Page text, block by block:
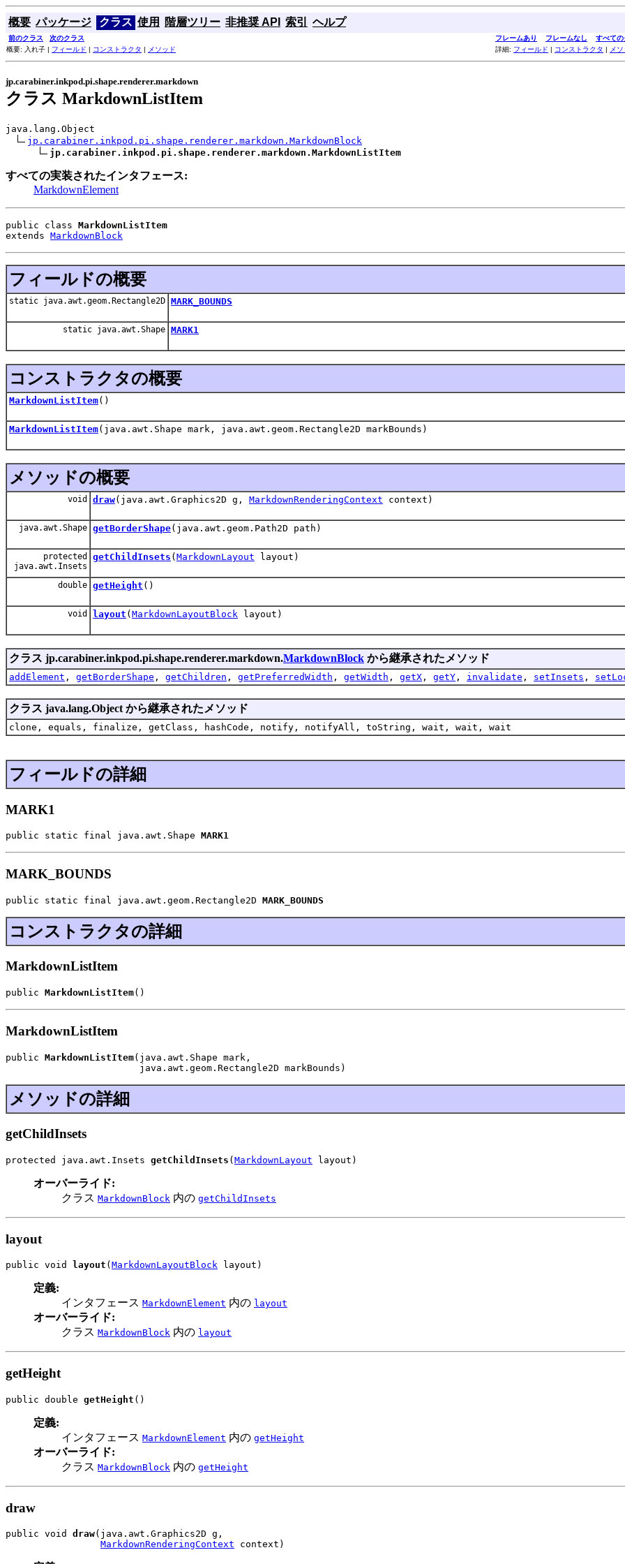
概要 パッケージ クラス 使用 階層ツリー 非推奨 API 索引 ヘルプ
前のクラス 次のクラス フレームあり フレームなし
すべての
概要: 入れ子 | フィールド | コンストラクタ | メソッド 詳細: フィールド | コンストラクタ | メ
jp.carabiner.inkpod.pi.shape.renderer.markdown
クラス MarkdownListItem
java.lang.Object
jp.carabiner.inkpod.pi.shape.renderer.markdown.MarkdownBlock
jp.carabiner.inkpod.pi.shape.renderer.markdown.MarkdownListItem
すべての実装されたインタフェース:
MarkdownElement
public class MarkdownListItem
extends MarkdownBlock
フィールドの概要
static java.awt.geom.Rectangle2D MARK_BOUNDS
static java.awt.Shape MARK1
コンストラクタの概要
MarkdownListItem()
MarkdownListItem(java.awt.Shape mark, java.awt.geom.Rectangle2D markBounds)
メソッドの概要
void draw(java.awt.Graphics2D g, MarkdownRenderingContext context)
java.awt.Shape getBorderShape(java.awt.geom.Path2D path)
protected
java.awt.Insets
getChildInsets ( MarkdownLayout layout)
double getHeight ()
void layout ( MarkdownLayoutBlock layout)
クラス jp.carabiner.inkpod.pi.shape.renderer.markdown.MarkdownBlock から継承されたメソッド
addElement , getBorderShape , getChildren , getPreferredWidth , getWidth , getX , getY , invalidate , setInsets ,
クラス java.lang.Object から継承されたメソッド
clone, equals, finalize, getClass, hashCode, notify, notifyAll, toString, wait, wait, wait
フィールドの詳細
MARK1
public static final java.awt.Shape MARK1
MARK_BOUNDS
public static final java.awt.geom.Rectangle2D MARK_BOUNDS
コンストラクタの詳細
MarkdownListItem
public MarkdownListItem()
MarkdownListItem
public MarkdownListItem(java.awt.Shape mark,
                        java.awt.geom.Rectangle2D markBounds)
メソッドの詳細
getChildInsets
protected java.awt.Insets getChildInsets ( MarkdownLayout layout)
オーバーライド:
クラス MarkdownBlock 内の getChildInsets
layout
public void layout ( MarkdownLayoutBlock layout)
定義:
インタフェース MarkdownElement 内の layout
オーバーライド:
クラス MarkdownBlock 内の layout
getHeight
public double getHeight ()
定義:
インタフェース MarkdownElement 内の getHeight
オーバーライド:
クラス MarkdownBlock 内の getHeight
draw
public void draw(java.awt.Graphics2D g,
MarkdownRenderingContext context)